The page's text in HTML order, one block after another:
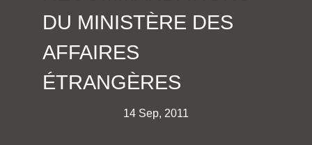
DU MINISTÈRE DES
AFFAIRES
ÉTRANGÈRES
14 Sep, 2011